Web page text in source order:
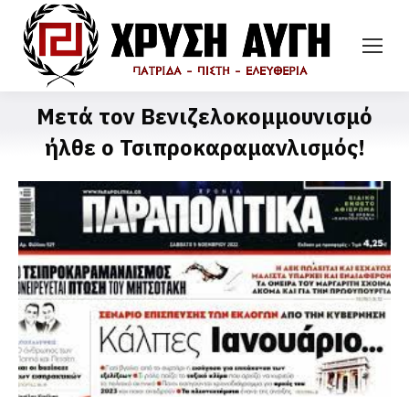
Μετά τον Βενιζελοκομμουνισμό
ήλθε ο Τσιπροκαραμανλισμός!